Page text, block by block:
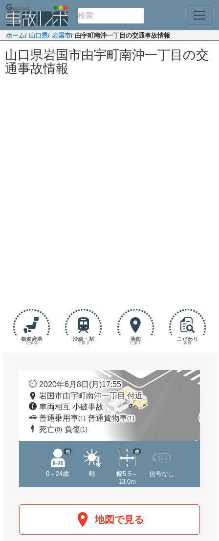
ホーム/ 山口県/ 岩国市/ 由宇町南沖一丁目の交通事故情報
山口県岩国市由宇町南沖一丁目の交
通事故情報
都道府県
で探す
沿線・駅
で探す
地図
で探す
こだわり
条件
2020年6月8日(月)17:55
岩国市由宇町南沖一丁目 付近
車両相互 小破事故
普通乗用車(1) 普通貨物車(1)
死亡(0) 負傷(1)
0～24歳
他
晴
幅5.5～
13.0m
他
信号なし
地図で見る